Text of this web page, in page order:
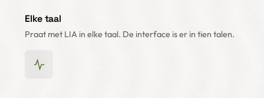
Elke taal
Praat met LIA in elke taal. De interface is er in tien talen.